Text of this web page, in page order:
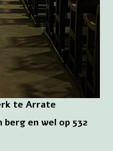
te Arrate
en wel op 532